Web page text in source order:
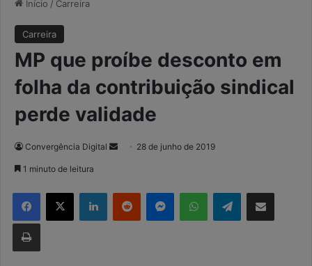
Início / Carreira
Carreira
MP que proíbe desconto em
folha da contribuição sindical
perde validade
Convergência Digital
d
28 de junho de 2019
1 minuto de leitura
Telegram